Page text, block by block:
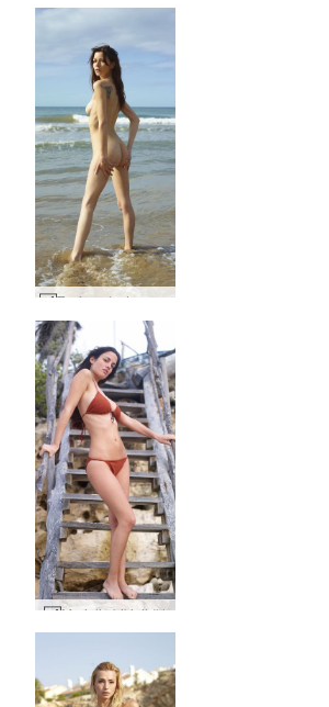
Tanian alastonranta #13
Murielin bikinit #4